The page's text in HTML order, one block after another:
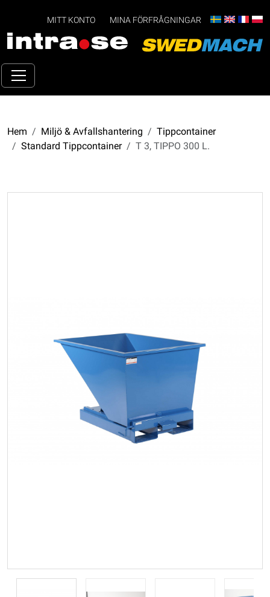
MITT KONTO MINA FÖRFRÅGNINGAR
Hem Miljö & Avfallshantering
Tippcontainer
Standard Tippcontainer
T 3, TIPPO 300 L.